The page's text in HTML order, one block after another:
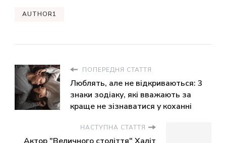
AUTHOR1
ПОПЕРЕДНЯ СТАТТЯ
Люблять, але не відкриваються: 3
знаки зодіаку, які вважають за
краще не зізнаватися у коханні
НАСТУПНА СТАТТЯ